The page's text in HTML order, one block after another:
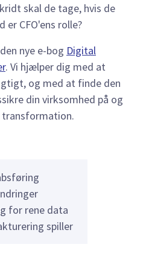
skal de tage, hvis de
er CFO'ens rolle?
nye e-bog Digital
. Vi hjælper dig med at
og med at finde den
din virksomhed på og
for rene data
spiller